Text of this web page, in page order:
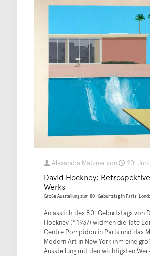
Alexandra Matznervon 20.
David Hockney:
Werks
Große Ausstellung zum 80. Geburtstag in Paris,
Anlässlich des 80. Geburtstags von
Hockney (* 1937) widmen die Tate
Centre Pompidou in Paris und das
Modern Art in New York ihm eine
Ausstellung mit den wichtigsten